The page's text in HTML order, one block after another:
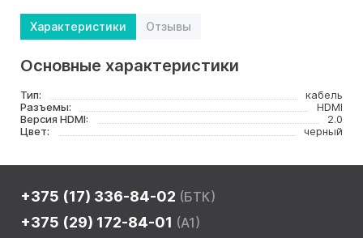
Характеристики Отзывы
Основные характеристики
Тип:
кабель
Разъемы:
HDMI
Версия HDMI:
2.0
Цвет:
черный
+375 (17) 336-84-02 (БТК)
+375 (29) 172-84-01 (A1)